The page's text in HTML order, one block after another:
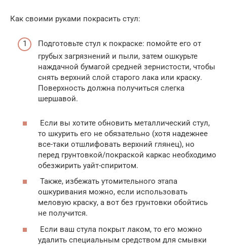
Как своими руками покрасить стул:
Подготовьте стул к покраске: помойте его от
грубых загрязнений и пыли, затем ошкурьте
наждачной бумагой средней зернистости, чтобы
снять верхний слой старого лака или краску.
Поверхность должна получиться слегка
шершавой.
Если вы хотите обновить металлический стул,
то шкурить его не обязательно (хотя надежнее
все-таки отшлифовать верхний глянец), но
перед грунтовкой/покраской каркас необходимо
обезжирить уайт-спиритом.
Также, избежать утомительного этапа
ошкуривания можно, если использовать
меловую краску, а вот без грунтовки обойтись
не получится.
Если ваш стула покрыт лаком, то его можно
удалить специальным средством для смывки